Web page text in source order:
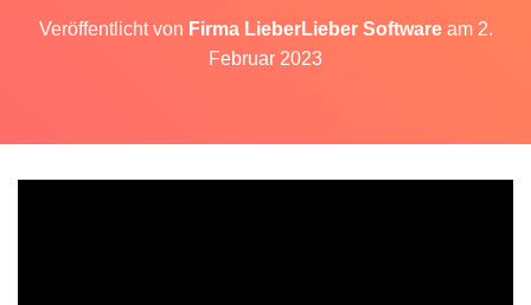
M
Veröffentlicht von Firma LieberLieber Softwaream 2.
Februar 2023